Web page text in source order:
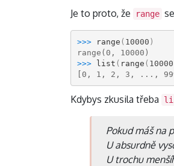
Je to proto, že
range
>>> range ( 10000 )
range(0, 10000)
>>> list ( range ( 10000
[0, 1, 2, 3, ...,
Kdybys zkusila třeba
Pokud máš na
U absurdně
U trochu